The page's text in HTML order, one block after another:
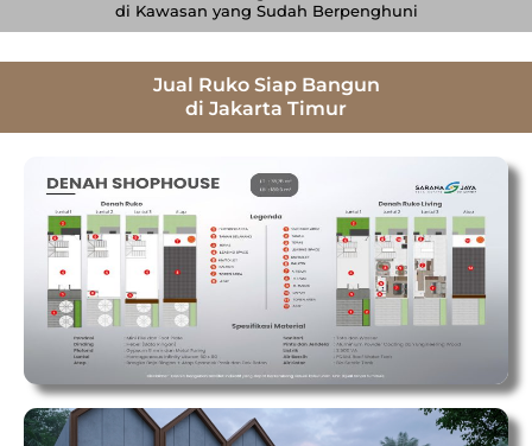
di Kawasan yang Sudah Berpenghuni
Jual Ruko Siap Bangun
di Jakarta Timur